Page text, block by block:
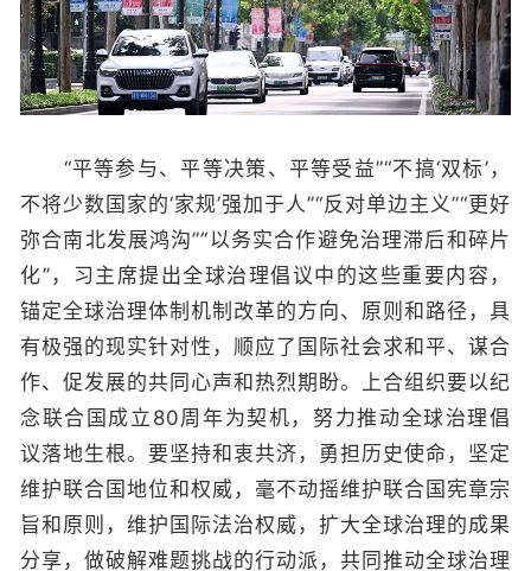
“平等参与、平等决策、平等受益”“不搞‘双标’，
不将少数国家的‘家规’强加于人”“反对单边主义”“更好
弥合南北发展鸿沟”“以务实合作避免治理滞后和碎片
化”，习主席提出全球治理倡议中的这些重要内容，
锚定全球治理体制机制改革的方向、原则和路径，具
有极强的现实针对性，顺应了国际社会求和平、谋合
作、促发展的共同心声和热烈期盼。上合组织要以纪
念联合国成立80周年为契机，努力推动全球治理倡
议落地生根。要坚持和衷共济，勇担历史使命，坚定
维护联合国地位和权威，毫不动摇维护联合国宪章宗
旨和原则，维护国际法治权威，扩大全球治理的成果
分享，做破解难题挑战的行动派，共同推动全球治理